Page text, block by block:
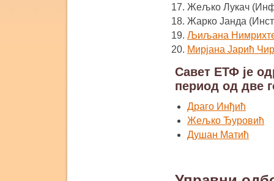
Жељко Лукач
Жарко Јанда
Љиљана
Мирјана Јарић
Савет ЕТФ је
период од две
Драго Инђић
Жељко Ђуровић
Душан Матић